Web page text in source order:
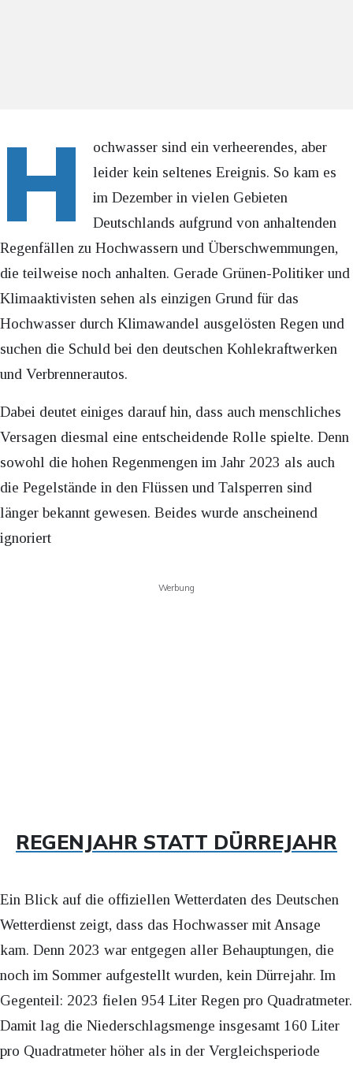
H
ochwasser sind ein verheerendes, aber
leider kein seltenes Ereignis. So kam es
im Dezember in vielen Gebieten
Deutschlands aufgrund von anhaltenden
Regenfällen zu Hochwassern und Überschwemmungen,
die teilweise noch anhalten. Gerade Grünen-Politiker und
Klimaaktivisten sehen als einzigen Grund für das
Hochwasser durch Klimawandel ausgelösten Regen und
suchen die Schuld bei den deutschen Kohlekraftwerken
und Verbrennerautos.
Dabei deutet einiges darauf hin, dass auch menschliches
Versagen diesmal eine entscheidende Rolle spielte. Denn
sowohl die hohen Regenmengen im Jahr 2023 als auch
die Pegelstände in den Flüssen und Talsperren sind
länger bekannt gewesen. Beides wurde anscheinend
ignoriert
Werbung
REGENJAHR STATT DÜRREJAHR
Ein Blick auf die offiziellen Wetterdaten des Deutschen
Wetterdienst zeigt, dass das Hochwasser mit Ansage
kam. Denn 2023 war entgegen aller Behauptungen, die
noch im Sommer aufgestellt wurden, kein Dürrejahr. Im
Gegenteil: 2023 fielen 954 Liter Regen pro Quadratmeter.
Damit lag die Niederschlagsmenge insgesamt 160 Liter
pro Quadratmeter höher als in der Vergleichsperiode